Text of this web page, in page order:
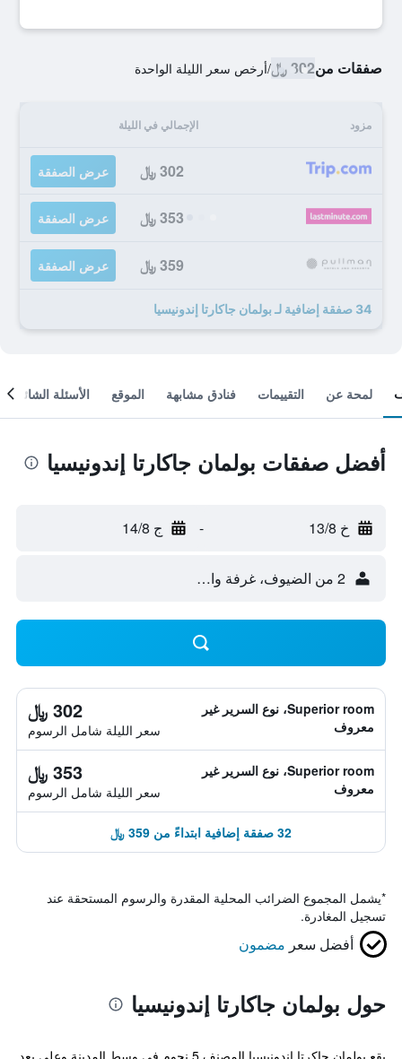
صفقات من302 ﷼ /أرخص سعر الليلة الواحدة
مزود الإجمالي في الليلة
302 ﷼ عرض الصفقة
353 ﷼ عرض الصفقة
359 ﷼ عرض الصفقة
34 صفقة إضافية لـ بولمان جاكارتا إندونيسيا
لمحة عن التقييمات فنادق مشابهة الموقع الأسئلة الشائعة
أفضل صفقات بولمان جاكارتا إندونيسيا
خ 13/8 - ج 14/8
2 من الضيوف، غرفة واحدة
Superior room، نوع السرير غير
معروف
302 ﷼
سعر الليلة شامل الرسوم
Superior room، نوع السرير غير
معروف
353 ﷼
سعر الليلة شامل الرسوم
32 صفقة إضافية ابتداءً من 359 ﷼
*يشمل المجموع الضرائب المحلية المقدرة والرسوم المستحقة عند
تسجيل المغادرة.
أفضل سعر مضمون
حول بولمان جاكارتا إندونيسيا
يقع بولمان جاكرتا إندونيسيا المصنف 5 نجوم في وسط المدينة وعلى بعد